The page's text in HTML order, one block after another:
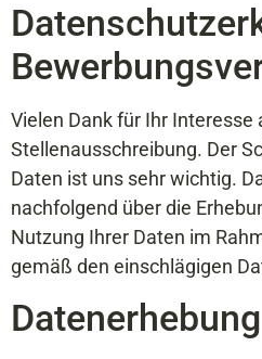
Vielen Dank für Ihr Interesse
Stellenausschreibung. Der
Daten ist uns sehr wichtig.
nachfolgend über die
Nutzung Ihrer Daten im
gemäß den einschlägigen
Datenerhebung